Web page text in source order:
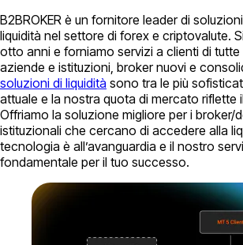
B2BROKER è un fornitore leader di
liquidità nel settore di forex e criptovalute.
otto anni e forniamo servizi a clienti di tutte
aziende e istituzioni, broker nuovi e
soluzioni di liquidità sono tra le più
attuale e la nostra quota di mercato riflette
Offriamo la soluzione migliore per i broker/
istituzionali che cercano di accedere alla
tecnologia è all’avanguardia e il nostro
fondamentale per il tuo successo.